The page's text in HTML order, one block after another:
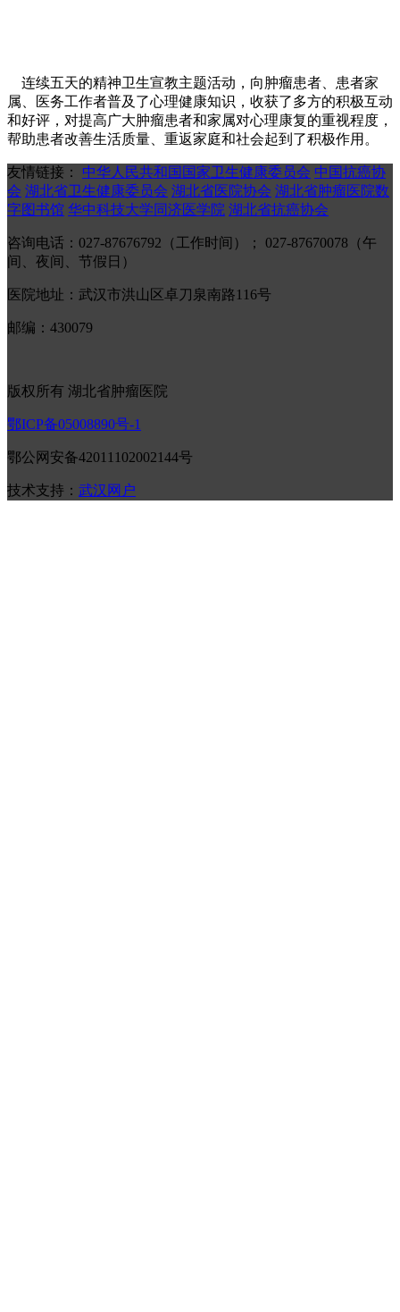
连续五天的精神卫生宣教主题活动，向肿瘤患者、患者家
属、医务工作者普及了心理健康知识，收获了多方的积极互动
和好评，对提高广大肿瘤患者和家属对心理康复的重视程度，
帮助患者改善生活质量、重返家庭和社会起到了积极作用。
友情链接： 中华人民共和国国家卫生健康委员会 中国抗癌协
会 湖北省卫生健康委员会 湖北省医院协会 湖北省肿瘤医院数
字图书馆 华中科技大学同济医学院 湖北省抗癌协会
咨询电话：027-87676792（工作时间）； 027-87670078（午
间、夜间、节假日）
医院地址：武汉市洪山区卓刀泉南路116号
邮编：430079
版权所有 湖北省肿瘤医院
鄂ICP备05008890号-1
鄂公网安备42011102002144号
技术支持： 武汉网户